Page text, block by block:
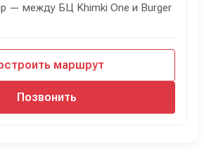
— между БЦ Khimki One и Burger
маршрут
Позвонить